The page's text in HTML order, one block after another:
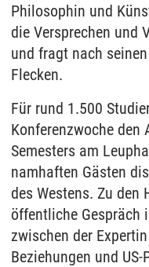
Philosophin und
die Versprechen und
und fragt nach
Flecken.
Für rund 1.500
Konferenzwoche den
Semesters am
namhaften Gästen
des Westens. Zu den
öffentliche Gespräch
zwischen der
Beziehungen und